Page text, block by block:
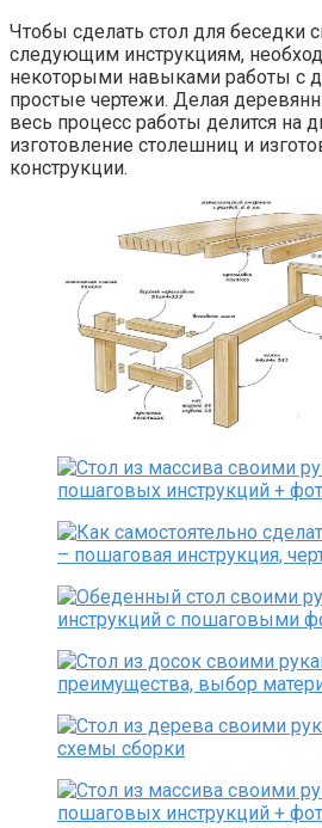
Чтобы сделать стол для беседки
следующим инструкциям,
некоторыми навыками работы с
простые чертежи. Делая
весь процесс работы делится на
изготовление столешниц и
конструкции.